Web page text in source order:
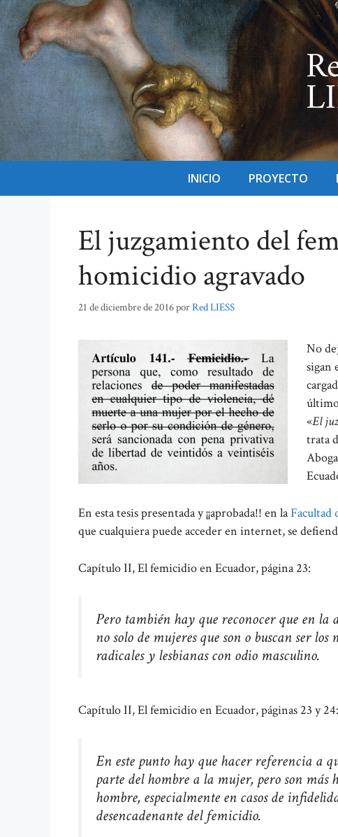
Saltar
al
contenido
INICIO PROYECTO
El juzgamiento del
homicidio agravado
21 de diciembre de 2016porRed LIESS
No
sigan
último
«El
trata
En esta tesis presentada y ¡¡aprobada!! en laFacultad
que cualquiera puede acceder en internet, se
Capítulo II, El femicidio en Ecuador, página 23:
Pero también hay que reconocer que en la
no solo de mujeres que son o buscan ser
radicales y lesbianas con odio masculino.
Capítulo II, El femicidio en Ecuador, páginas 23 y 24:
En este punto hay que hacer referencia a
parte del hombre a la mujer, pero son
hombre, especialmente en casos de
desencadenante del femicidio.